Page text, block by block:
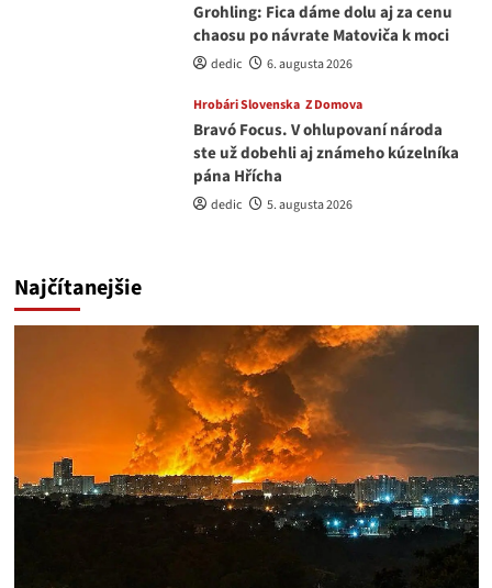
Grohling: Fica dáme dolu aj za cenu
chaosu po návrate Matoviča k moci
dedic 6. augusta 2026
Hrobári Slovenska Z Domova
Bravó Focus. V ohlupovaní národa
ste už dobehli aj známeho kúzelníka
pána Hřícha
dedic 5. augusta 2026
Najčítanejšie